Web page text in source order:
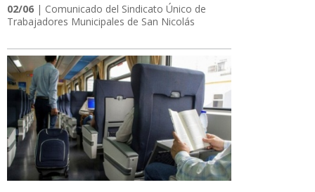
02/06 | Comunicado del Sindicato Único de
Trabajadores Municipales de San Nicolás